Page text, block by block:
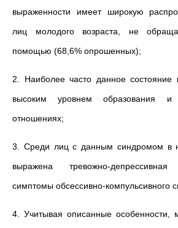
выраженности имеет широкую
лиц молодого возраста, не
помощью (68,6% опрошенных);
2. Наиболее часто данное состояние
высоким уровнем образования
отношениях;
3. Среди лиц с данным синдромом в
выражена тревожно-
симптомы обсессивно-компульсивного
4. Учитывая описанные особенности,